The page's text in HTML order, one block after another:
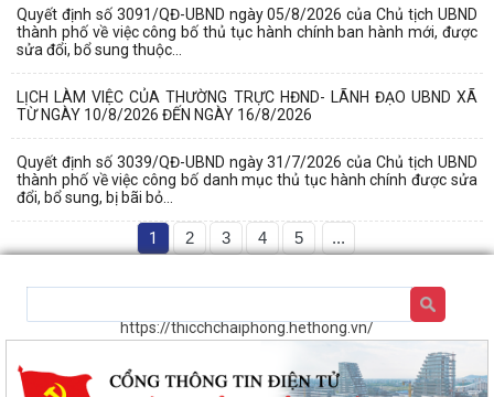
Quyết định số 3091/QĐ-UBND ngày 05/8/2026 của Chủ tịch UBND
thành phố về việc công bố thủ tục hành chính ban hành mới, được
sửa đổi, bổ sung thuộc...
LỊCH LÀM VIỆC CỦA THƯỜNG TRỰC HĐND- LÃNH ĐẠO UBND XÃ
TỪ NGÀY 10/8/2026 ĐẾN NGÀY 16/8/2026
Quyết định số 3039/QĐ-UBND ngày 31/7/2026 của Chủ tịch UBND
thành phố về việc công bố danh mục thủ tục hành chính được sửa
đổi, bổ sung, bị bãi bỏ...
1 2 3 4 5 ...
https://thicchchaiphong.hethong.vn/